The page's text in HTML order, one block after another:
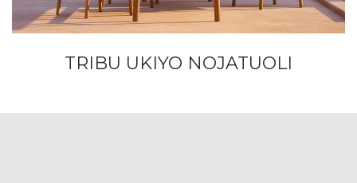
TRIBU UKIYO NOJATUOLI